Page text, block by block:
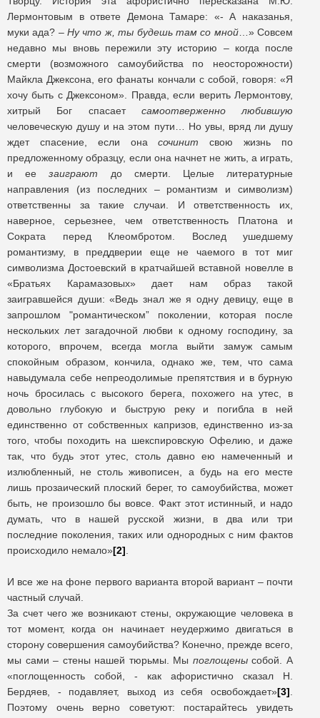
Лермонтовым в ответе Демона Тамаре: «- А наказанья,
муки ада? –Ну что ж, ты будешь там со мной…» Совсем
недавно мы вновь пережили эту историю – когда после
смерти (возможного самоубийства по неосторожности)
Майкла Джексона, его фанаты кончали с собой, говоря: «Я
хочу быть с Джексоном». Правда, если верить Лермонтову,
хитрый Бог спасает самоотверженно любившую
человеческую душу и на этом пути… Но увы, вряд ли душу
ждет спасение, если онасочинит свою жизнь по
предложенному образцу, если она начнет не жить, а играть,
и еезаиграют до смерти. Целые литературные
направления (из последних – романтизм и символизм)
ответственны за такие случаи. И ответственность их,
наверное, серьезнее, чем ответственность Платона и
Сократа перед Клеомбротом. Вослед ушедшему
романтизму, в преддверии еще не чаемого в тот миг
символизма Достоевский в кратчайшей вставной новелле в
«Братьях Карамазовых» дает нам образ такой
заигравшейся души: «Ведь знал же я одну девицу, еще в
запрошлом "романтическом” поколении, которая после
нескольких лет загадочной любви к одному господину, за
которого, впрочем, всегда могла выйти замуж самым
спокойным образом, кончила, однако же, тем, что сама
навыдумала себе непреодолимые препятствия и в бурную
ночь бросилась с высокого берега, похожего на утес, в
довольно глубокую и быструю реку и погибла в ней
единственно от собственных капризов, единственно из-за
того, чтобы походить на шекспировскую Офелию, и даже
так, что будь этот утес, столь давно ею намеченный и
излюбленный, не столь живописен, а будь на его месте
лишь прозаический плоский берег, то самоубийства, может
быть, не произошло бы вовсе. Факт этот истинный, и надо
думать, что в нашей русской жизни, в два или три
последние поколения, таких или однородных с ним фактов
происходило немало»[2]
И все же на фоне первого варианта второй вариант – почти
частный случай.
За счет чего же возникают стены, окружающие человека в
тот момент, когда он начинает неудержимо двигаться в
сторону совершения самоубийства? Конечно, прежде всего,
мы сами – стены нашей тюрьмы. Мы поглощенысобой. А
«поглощенность собой, - как афористично сказал Н.
Бердяев, - подавляет, выход из себя освобождает»[3]
Поэтому очень верно советуют: постарайтесь увидеть